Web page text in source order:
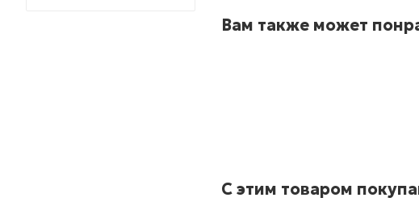
Вам также может
С этим товаром